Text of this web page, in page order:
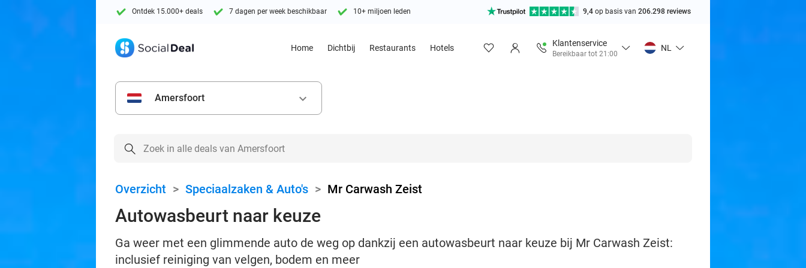
Ontdek 15.000+ deals 7 dagen per week beschikbaar 10+ miljoen leden 9,4 op basis van 206.298 reviews
Home Dichtbij Restaurants Hotels
Klantenservice
Bereikbaar tot 21:00
NL
Amersfoort keyboard_arrow_down
Overzicht > Speciaalzaken & Auto's > Mr Carwash Zeist
Autowasbeurt naar keuze
Ga weer met een glimmende auto de weg op dankzij een autowasbeurt naar keuze bij Mr Carwash Zeist:
inclusief reiniging van velgen, bodem en meer